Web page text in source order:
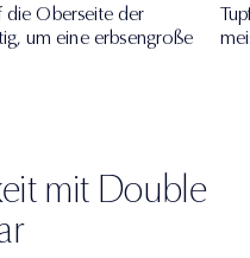
die Oberseite der
um eine erbsengroße
mit Double